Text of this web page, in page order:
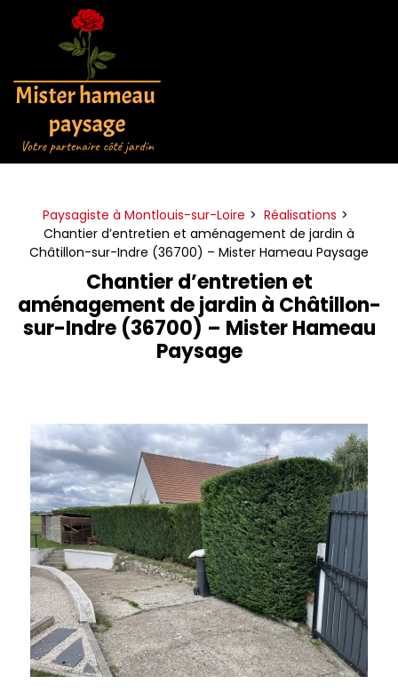
Paysagiste à Montlouis-sur-Loire
Réalisations
Chantier d’entretien et aménagement de jardin à
Châtillon-sur-Indre (36700) – Mister Hameau Paysage
Chantier d’entretien et
aménagement de jardin à Châtillon-
sur-Indre (36700) – Mister Hameau
Paysage
Panneau de gestion des cookies